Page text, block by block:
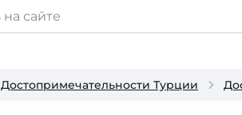
Достопримечательности Турции